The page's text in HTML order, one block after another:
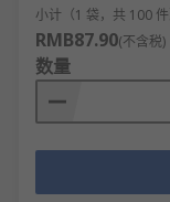
尼龙垫圈：
路。
橡胶垫圈：
法兰面垫圈
大接触面。
组合式防松
小计（1 袋，共 100 件
RMB87.90(不含税)
数量